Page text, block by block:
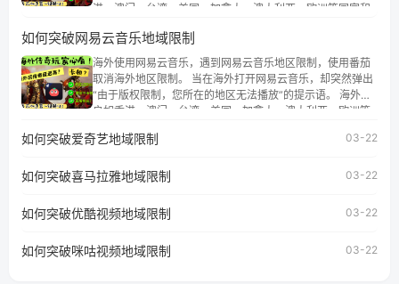
港、澳门、台湾、美国、加拿大、澳大利亚、欧洲等国家和
权限制问题，且仅能在中国大陆地区播放。 遇到这个问题的
朋友们，使用番茄回国加速器，即可解决「海外用户收听腾
讯视频地区版权限制」的问题，无论人在香港、澳门、台
湾、美国、加拿大、澳大利亚、欧洲等国家和地区工作、留
学、定居等，都可以使用，不再因地区和版权限制所困扰。
如何突破网易云音乐地域限制
海外使用网易云音乐，遇到网易云音乐地区限制，使用番茄
取消海外地区限制。 当在海外打开网易云音乐，却突然弹出
“由于版权限制，您所在的地区无法播放”的提示语。 海外用
户如香港、澳门、台湾、美国、加拿大、澳大利亚、欧洲等
地区及版权限制问题，且仅能在中国大陆地区播放。 遇到这
户收听网易云音乐地区版权限制」的问题，无论人在香港、
工作、留学、定居等，都可以使用，不再因地区和版权限制
所困扰。
如何突破爱奇艺地域限制 03-22
如何突破喜马拉雅地域限制 03-22
如何突破优酷视频地域限制 03-22
如何突破咪咕视频地域限制 03-22